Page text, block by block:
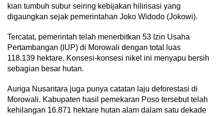
kian tumbuh subur seiring kebijakan hilirisasi yang
digaungkan sejak pemerintahan Joko Widodo (Jokowi).
Tercatat, pemerintah telah menerbitkan 53 Izin Usaha
Pertambangan (IUP) di Morowali dengan total luas
118.139 hektare. Konsesi-konsesi nikel ini menyapu bersih
sebagian besar hutan.
Auriga Nusantara juga punya catatan laju deforestasi di
Morowali. Kabupaten hasil pemekaran Poso tersebut telah
kehilangan 16.871 hektare hutan alam dalam satu dekade